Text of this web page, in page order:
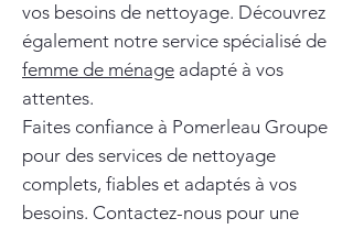
vos besoins de nettoyage. Découvrez
également notre service spécialisé de
femme de ménage adapté à vos
attentes.
Faites confiance à Pomerleau Groupe
pour des services de nettoyage
complets, fiables et adaptés à vos
besoins. Contactez-nous pour une